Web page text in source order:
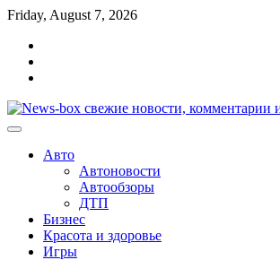
Перейти
содержимому
Friday, August 7, 2026
Авто
Автоновости
Автообзоры
ДТП
Бизнес
Красота и здоровье
Игры